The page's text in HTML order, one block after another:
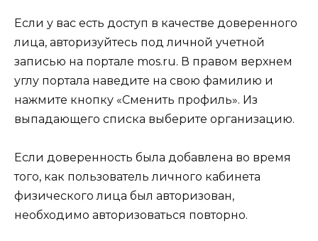
Если у вас есть доступ в качестве доверенного
лица, авторизуйтесь под личной учетной
записью на портале mos.ru. В правом верхнем
углу портала наведите на свою фамилию и
нажмите кнопку «Сменить профиль». Из
выпадающего списка выберите организацию.
Если доверенность была добавлена во время
того, как пользователь личного кабинета
физического лица был авторизован,
необходимо авторизоваться повторно.